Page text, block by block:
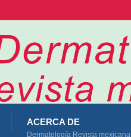
ACERCA DE
Dermatología Revista mexicana